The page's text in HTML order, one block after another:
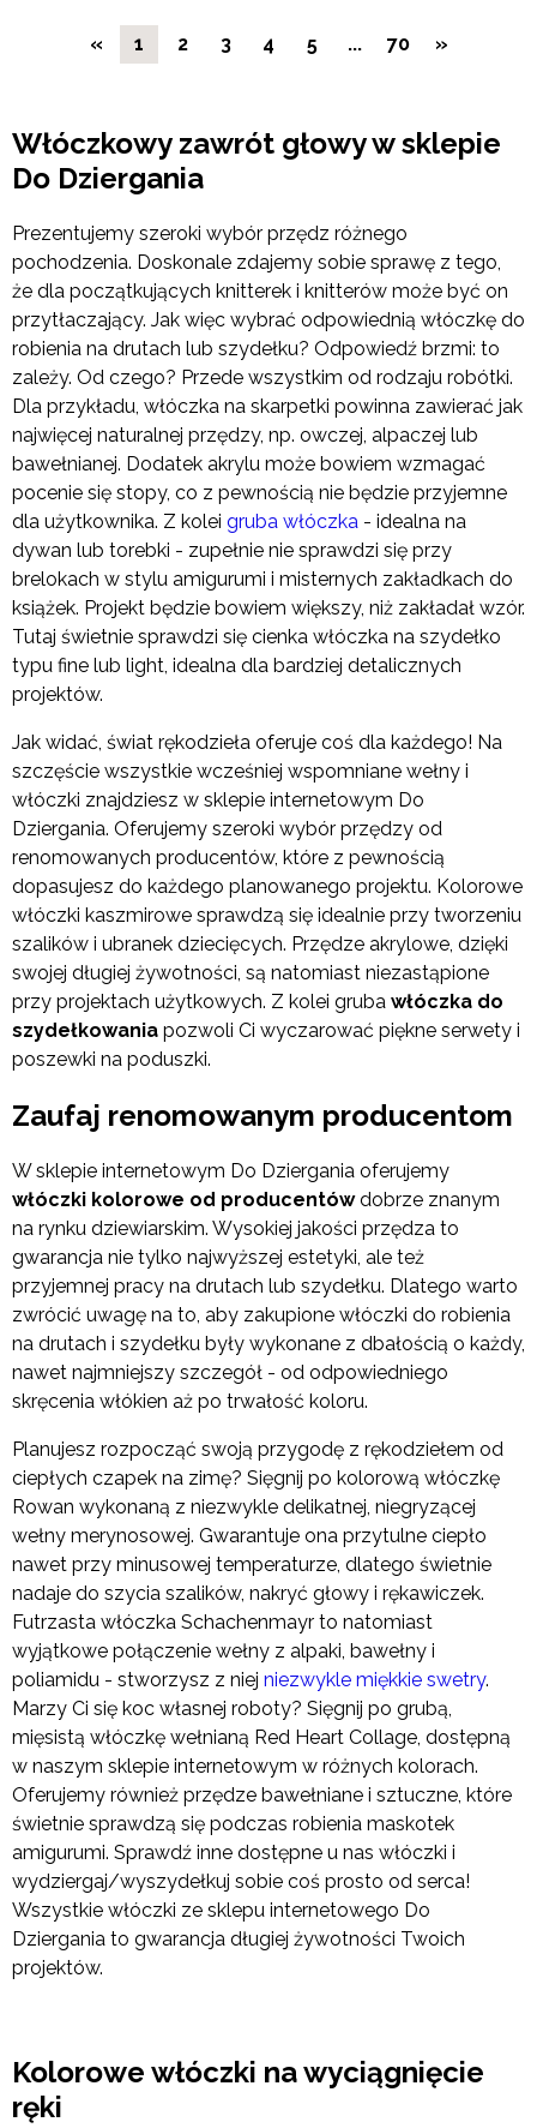
« 1 2 3 4 5 ... 70 »
Włóczkowy zawrót głowy w sklepie
Do Dziergania
Prezentujemy szeroki wybór przędz różnego
pochodzenia. Doskonale zdajemy sobie sprawę z tego,
że dla początkujących knitterek i knitterów może być on
przytłaczający. Jak więc wybrać odpowiednią włóczkę do
robienia na drutach lub szydełku? Odpowiedź brzmi: to
zależy. Od czego? Przede wszystkim od rodzaju robótki.
Dla przykładu, włóczka na skarpetki powinna zawierać jak
najwięcej naturalnej przędzy, np. owczej, alpaczej lub
bawełnianej. Dodatek akrylu może bowiem wzmagać
pocenie się stopy, co z pewnością nie będzie przyjemne
dla użytkownika. Z kolei gruba włóczka - idealna na
dywan lub torebki - zupełnie nie sprawdzi się przy
brelokach w stylu amigurumi i misternych zakładkach do
książek. Projekt będzie bowiem większy, niż zakładał wzór.
Tutaj świetnie sprawdzi się cienka włóczka na szydełko
typu fine lub light, idealna dla bardziej detalicznych
projektów.
Jak widać, świat rękodzieła oferuje coś dla każdego! Na
szczęście wszystkie wcześniej wspomniane wełny i
włóczki znajdziesz w sklepie internetowym Do
Dziergania. Oferujemy szeroki wybór przędzy od
renomowanych producentów, które z pewnością
dopasujesz do każdego planowanego projektu. Kolorowe
włóczki kaszmirowe sprawdzą się idealnie przy tworzeniu
szalików i ubranek dziecięcych. Przędze akrylowe, dzięki
swojej długiej żywotności, są natomiast niezastąpione
przy projektach użytkowych. Z kolei gruba włóczka do
szydełkowania pozwoli Ci wyczarować piękne serwety i
poszewki na poduszki.
Zaufaj renomowanym producentom
W sklepie internetowym Do Dziergania oferujemy
włóczki kolorowe od producentówdobrze znanym
na rynku dziewiarskim. Wysokiej jakości przędza to
gwarancja nie tylko najwyższej estetyki, ale też
przyjemnej pracy na drutach lub szydełku. Dlatego warto
zwrócić uwagę na to, aby zakupione włóczki do robienia
na drutach i szydełku były wykonane z dbałością o każdy,
nawet najmniejszy szczegół - od odpowiedniego
skręcenia włókien aż po trwałość koloru.
Planujesz rozpocząć swoją przygodę z rękodziełem od
ciepłych czapek na zimę? Sięgnij po kolorową włóczkę
Rowan wykonaną z niezwykle delikatnej, niegryzącej
wełny merynosowej. Gwarantuje ona przytulne ciepło
nawet przy minusowej temperaturze, dlatego świetnie
nadaje do szycia szalików, nakryć głowy i rękawiczek.
Futrzasta włóczka Schachenmayr to natomiast
wyjątkowe połączenie wełny z alpaki, bawełny i
poliamidu - stworzysz z niej niezwykle miękkie swetry.
Marzy Ci się koc własnej roboty? Sięgnij po grubą,
mięsistą włóczkę wełnianą Red Heart Collage, dostępną
w naszym sklepie internetowym w różnych kolorach.
Oferujemy również przędze bawełniane i sztuczne, które
świetnie sprawdzą się podczas robienia maskotek
amigurumi. Sprawdź inne dostępne u nas włóczki i
wydziergaj/wyszydełkuj sobie coś prosto od serca!
Wszystkie włóczki ze sklepu internetowego Do
Dziergania to gwarancja długiej żywotności Twoich
projektów.
Kolorowe włóczki na wyciągnięcie
ręki